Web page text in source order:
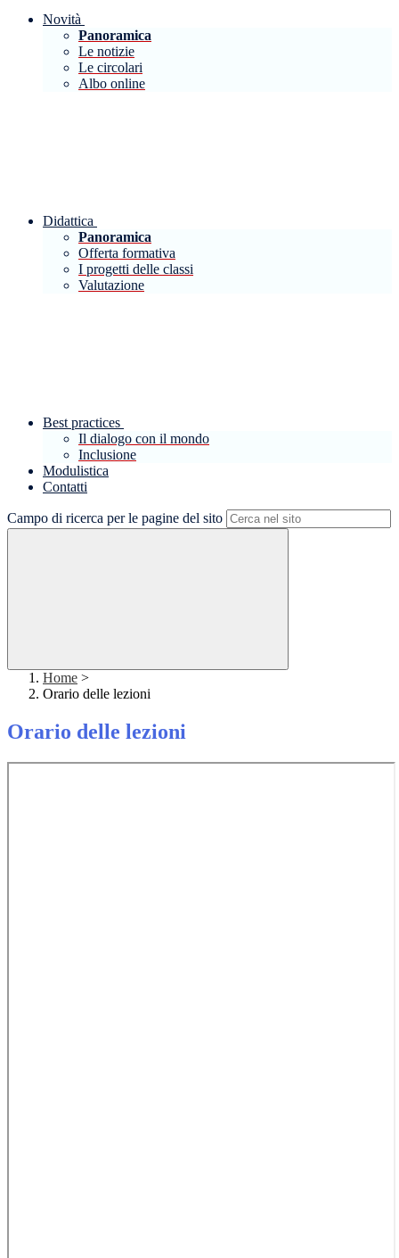
Novità
Panoramica
Le notizie
Le circolari
Albo online
Didattica
Panoramica
Offerta formativa
I progetti delle classi
Valutazione
Best practices
Il dialogo con il mondo
Inclusione
Modulistica
Contatti
Campo di ricerca per le pagine del sito
Home >
Orario delle lezioni
Orario delle lezioni